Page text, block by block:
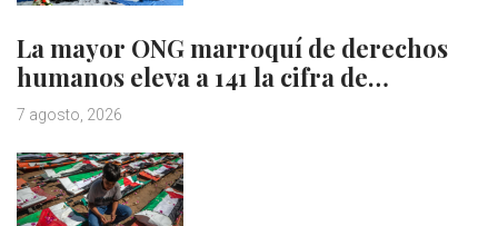
La mayor ONG marroquí de derechos
humanos eleva a 141 la cifra de…
7 agosto, 2026